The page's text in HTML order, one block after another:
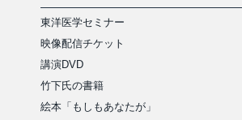
東洋医学セミナー
映像配信チケット
講演DVD
竹下氏の書籍
絵本「もしもあなたが」